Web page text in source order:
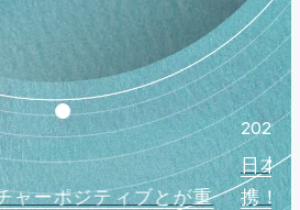
トピックス
&コアメンバー
参画機関
のネイチャーテックが連
本マネジメントを実現 -早稲